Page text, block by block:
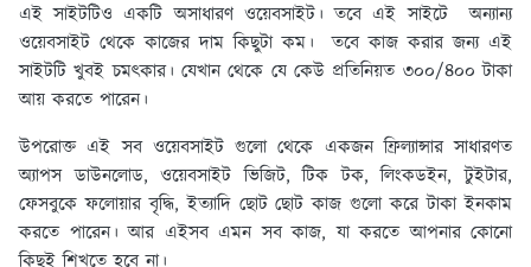
এই সাইটটিও একটি অসাধারণ ওয়েবসাইট। তবে এই সাইটে অন্যান্য
ওয়েবসাইট থেকে কাজের দাম কিছুটা কম। তবে কাজ করার জন্য এই
সাইটটি খুবই চমৎকার। যেখান থেকে যে কেউ প্রতিনিয়ত ৩০০/৪০০ টাকা
আয় করতে পারেন।
উপরোক্ত এই সব ওয়েবসাইট গুলো থেকে একজন ফ্রিল্যান্সার সাধারণত
অ্যাপস ডাউনলোড, ওয়েবসাইট ভিজিট, টিক টক, লিংকডইন, টুইটার,
ফেসবুকে ফলোয়ার বৃদ্ধি, ইত্যাদি ছোট ছোট কাজ গুলো করে টাকা ইনকাম
করতে পারেন। আর এইসব এমন সব কাজ, যা করতে আপনার কোনো